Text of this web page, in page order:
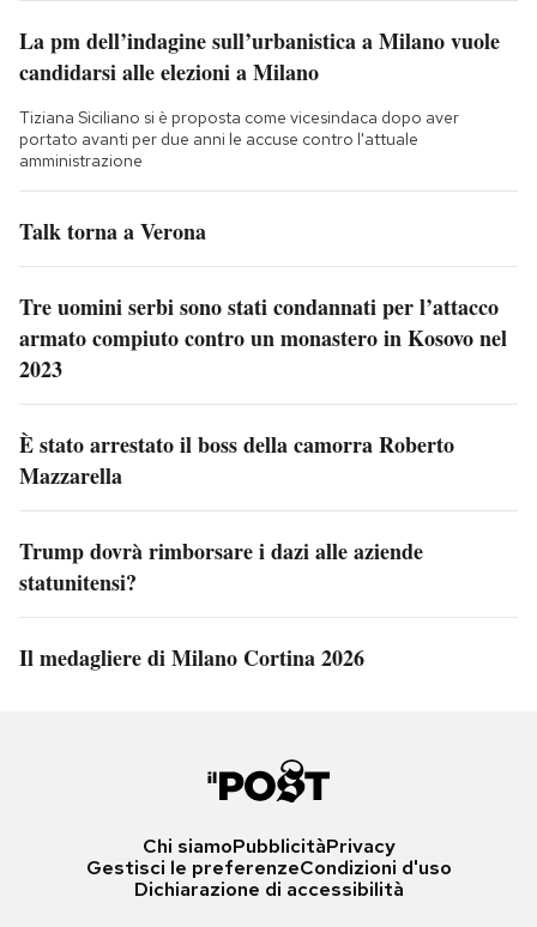
La pm dell’indagine sull’urbanistica a Milano vuole
candidarsi alle elezioni a Milano
Tiziana Siciliano si è proposta come vicesindaca dopo aver
portato avanti per due anni le accuse contro l'attuale
amministrazione
Talk torna a Verona
Tre uomini serbi sono stati condannati per l’attacco
armato compiuto contro un monastero in Kosovo nel
2023
È stato arrestato il boss della camorra Roberto
Mazzarella
Trump dovrà rimborsare i dazi alle aziende
statunitensi?
Il medagliere di Milano Cortina 2026
Chi siamoPubblicitàPrivacy
Gestisci le preferenzeCondizioni d'uso
Dichiarazione di accessibilità